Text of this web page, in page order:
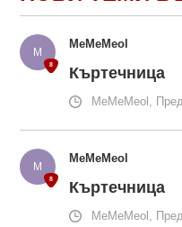
MeMeMeol
Къртечница
MeMeMeol,
MeMeMeol
Къртечница
MeMeMeol,